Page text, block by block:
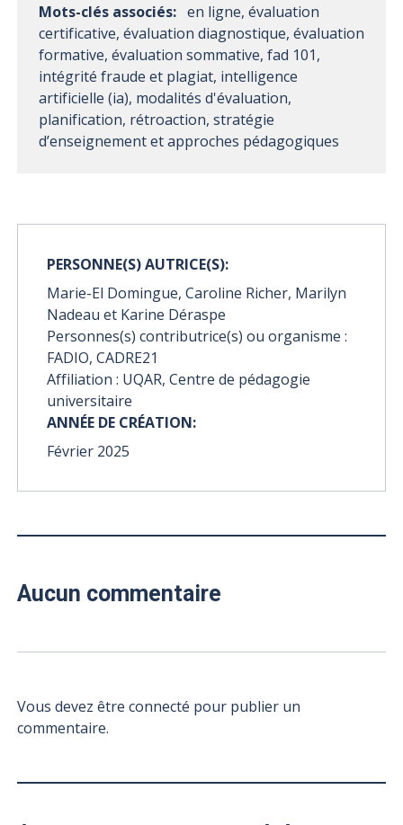
Mots-clés associés: en ligne, évaluation
certificative, évaluation diagnostique, évaluation
formative, évaluation sommative, fad 101,
intégrité fraude et plagiat, intelligence
artificielle (ia), modalités d'évaluation,
planification, rétroaction, stratégie
d’enseignement et approches pédagogiques
PERSONNE(S) AUTRICE(S):
Marie-El Domingue, Caroline Richer, Marilyn
Nadeau et Karine Déraspe
Personnes(s) contributrice(s) ou organisme :
FADIO, CADRE21
Affiliation : UQAR, Centre de pédagogie
universitaire
ANNÉE DE CRÉATION:
Février 2025
Aucun commentaire
Vous devez être connecté pour publier un
commentaire.